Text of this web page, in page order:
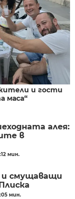
жители и гости
маса“
алея:
в
мин.
и смущаващи
мин.